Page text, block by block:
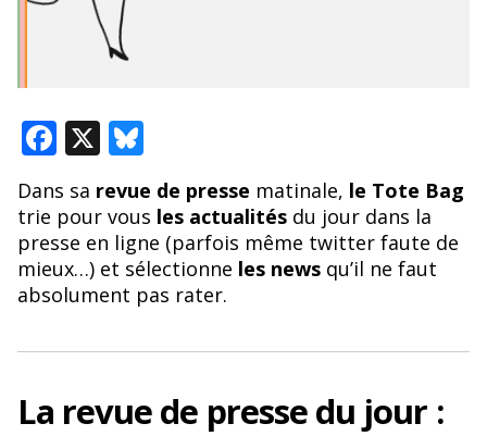
F
e
b
o
o
k
X Bl
u
e
sk
y
Dans sa revue de presse matinale, le Tote Bag
trie pour vous les actualitésdu jour dans la
presse en ligne (parfois même twitter faute de
mieux…) et sélectionne les newsqu’il ne faut
absolument pas rater.
La revue de pressedu jour :